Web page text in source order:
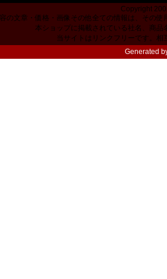
Copyright
の文章・価格・画像その他全ての情報は、その
本ショップに掲載されている社名、商
当サイトはリンクフリーです。相
Generated